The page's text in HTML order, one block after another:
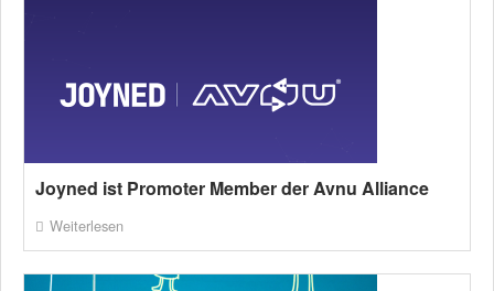
Joyned ist Promoter Member der Avnu Alliance
Weiterlesen